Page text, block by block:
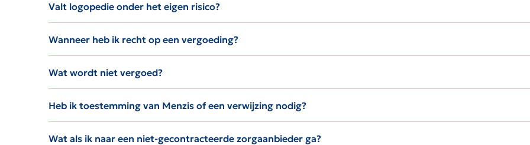
Valt logopedie onder het eigen risico?
Wanneer heb ik recht op een vergoeding?
Wat wordt niet vergoed?
Heb ik toestemming van Menzis of een verwijzing nodig?
Wat als ik naar een niet-gecontracteerde zorgaanbieder ga?